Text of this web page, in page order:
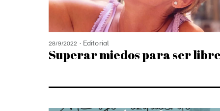
28/9/2022 Editorial
Superar miedos para ser